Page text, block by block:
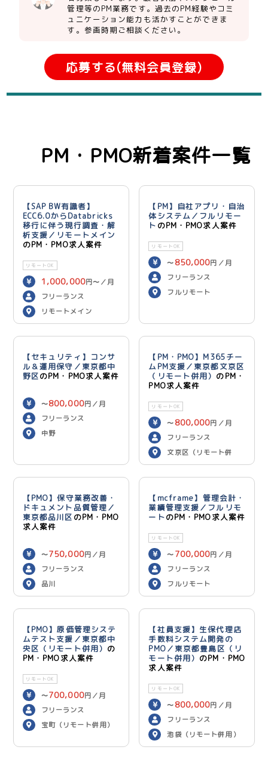
管理等のPM業務です。過去のPM経験やコミ
ュニケーション能力も活かすことができま
す。参画時期ご相談ください。
応募する(無料会員登録)
PM・PMO新着案件一覧
【SAP BW有識者】
ECC6.0からDatabricks
移行に伴う現行調査・解
析支援／リモートメイン
のPM・PMO求人案件
リモートOK
1,000,000円〜／月
フリーランス
リモートメイン
【PM】自社アプリ・自治
体システム／フルリモー
ト のPM・PMO求人案件
リモートOK
〜 850,000円／月
フリーランス
フルリモート
【セキュリティ】コンサ
ル＆運用保守／東京都中
野区のPM・PMO求人案件
〜800,000円／月
フリーランス
中野
【PM・PMO】M365チー
ムPM支援／東京都文京区
（リモート併用） のPM・
PMO求人案件
リモートOK
〜 800,000円／月
フリーランス
文京区（リモート併
用）
【PMO】保守業務改善・
ドキュメント品質管理／
東京都品川区 のPM・PMO
求人案件
〜750,000円／月
フリーランス
品川
【mcframe】管理会計・
業績管理支援／フルリモ
ートのPM・PMO求人案件
リモートOK
〜 700,000円／月
フリーランス
フルリモート
【PMO】原価管理システ
ムテスト支援／東京都中
央区（リモート併用） の
PM・PMO求人案件
リモートOK
〜700,000円／月
フリーランス
宝町（リモート併用）
【社員支援】生保代理店
手数料システム開発の
PMO／東京都豊島区（リ
モート併用） のPM・PMO
求人案件
リモートOK
〜 800,000円／月
フリーランス
池袋（リモート併用）